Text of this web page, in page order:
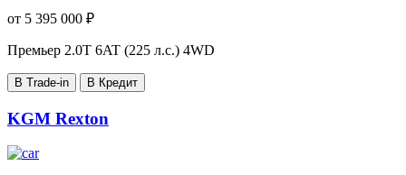
от 5 395 000 ₽
Премьер 2.0T 6AT (225 л.с.) 4WD
В Trade-in В Кредит
KGM Rexton